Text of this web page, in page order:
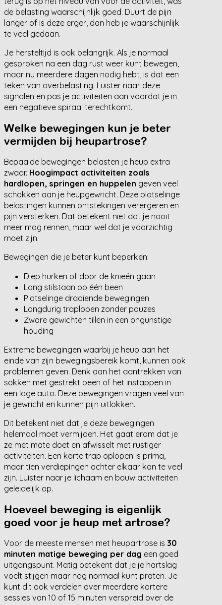
de belasting waarschijnlijk goed. Duurt de pijn
langer of is deze erger, dan heb je waarschijnlijk
te veel gedaan.
Je hersteltijd is ook belangrijk. Als je normaal
gesproken na een dag rust weer kunt bewegen,
maar nu meerdere dagen nodig hebt, is dat een
teken van overbelasting. Luister naar deze
signalen en pas je activiteiten aan voordat je in
een negatieve spiraal terechtkomt.
Welke bewegingen kun je beter
vermijden bij heupartrose?
Bepaalde bewegingen belasten je heup extra
zwaar. Hoogimpact activiteiten zoals
hardlopen, springen en huppelen geven veel
schokken aan je heupgewricht. Deze plotselinge
belastingen kunnen ontstekingen verergeren en
pijn versterken. Dat betekent niet dat je nooit
meer mag rennen, maar wel dat je voorzichtig
moet zijn.
Bewegingen die je beter kunt beperken:
Diep hurken of door de knieën gaan
Lang stilstaan op één been
Plotselinge draaiende bewegingen
Langdurig traplopen zonder pauzes
Zware gewichten tillen in een ongunstige
houding
Extreme bewegingen waarbij je heup aan het
einde van zijn bewegingsbereik komt, kunnen ook
problemen geven. Denk aan het aantrekken van
sokken met gestrekt been of het instappen in
een lage auto. Deze bewegingen vragen veel van
je gewricht en kunnen pijn uitlokken.
Dit betekent niet dat je deze bewegingen
helemaal moet vermijden. Het gaat erom dat je
ze met mate doet en afwisselt met rustiger
activiteiten. Een korte trap oplopen is prima,
maar tien verdiepingen achter elkaar kan te veel
zijn. Luister naar je lichaam en bouw activiteiten
geleidelijk op.
Hoeveel beweging is eigenlijk
goed voor je heup met artrose?
Voor de meeste mensen met heupartrose is 30
minuten matige beweging per dag een goed
uitgangspunt. Matig betekent dat je je hartslag
voelt stijgen maar nog normaal kunt praten. Je
kunt dit ook verdelen over meerdere kortere
sessies van 10 of 15 minuten verspreid over de